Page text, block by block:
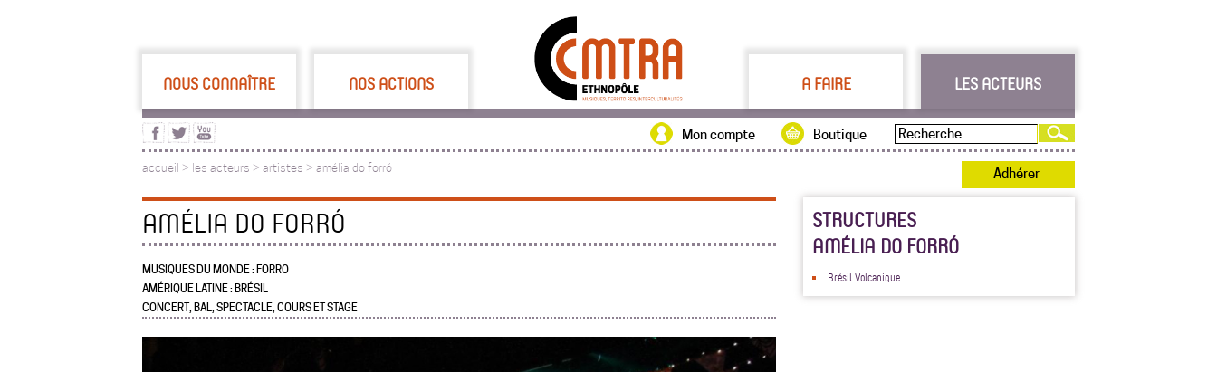
NOUS CONNAÎTRE NOS ACTIONS A FAIRE LES ACTEURS
Boutique
Mon compte
accueil > les acteurs > artistes > amélia do forró Adhérer
AMÉLIA DO FORRÓ
MUSIQUES DU MONDE : FORRO
AMÉRIQUE LATINE : BRÉSIL
CONCERT, BAL, SPECTACLE, COURS ET STAGE
STRUCTURES
AMÉLIA DO FORRÓ
Brésil Volcanique